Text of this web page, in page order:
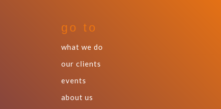
go to
what we do
our clients
events
about us